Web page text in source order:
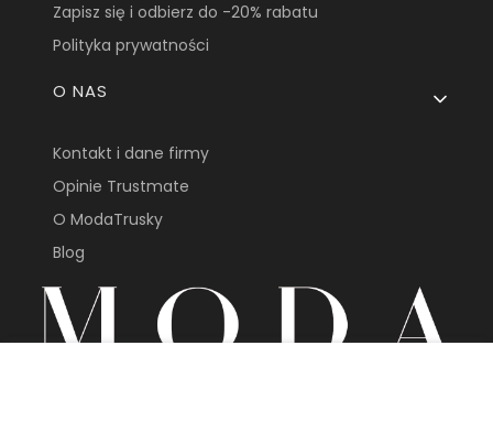
Zapisz się i odbierz do -20% rabatu
Polityka prywatności
O NAS
Kontakt i dane firmy
Opinie Trustmate
O ModaTrusky
Blog